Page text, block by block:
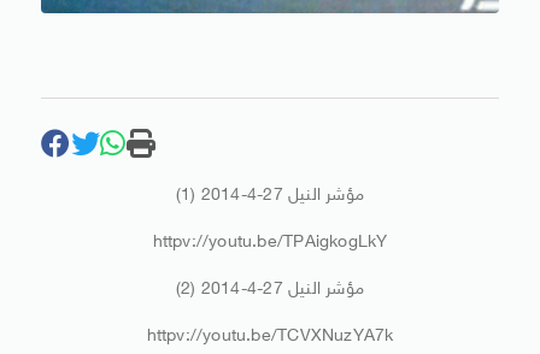
مؤشر النيل 27-4-2014 (1)
httpv://youtu.be/TPAigkogLkY
مؤشر النيل 27-4-2014 (2)
httpv://youtu.be/TCVXNuzYA7k